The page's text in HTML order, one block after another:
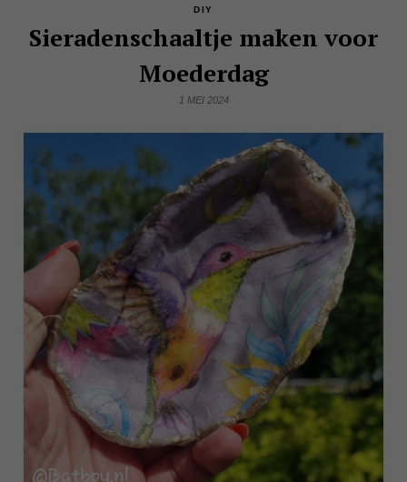
DIY
Sieradenschaaltje maken voor
Moederdag
1 MEI 2024